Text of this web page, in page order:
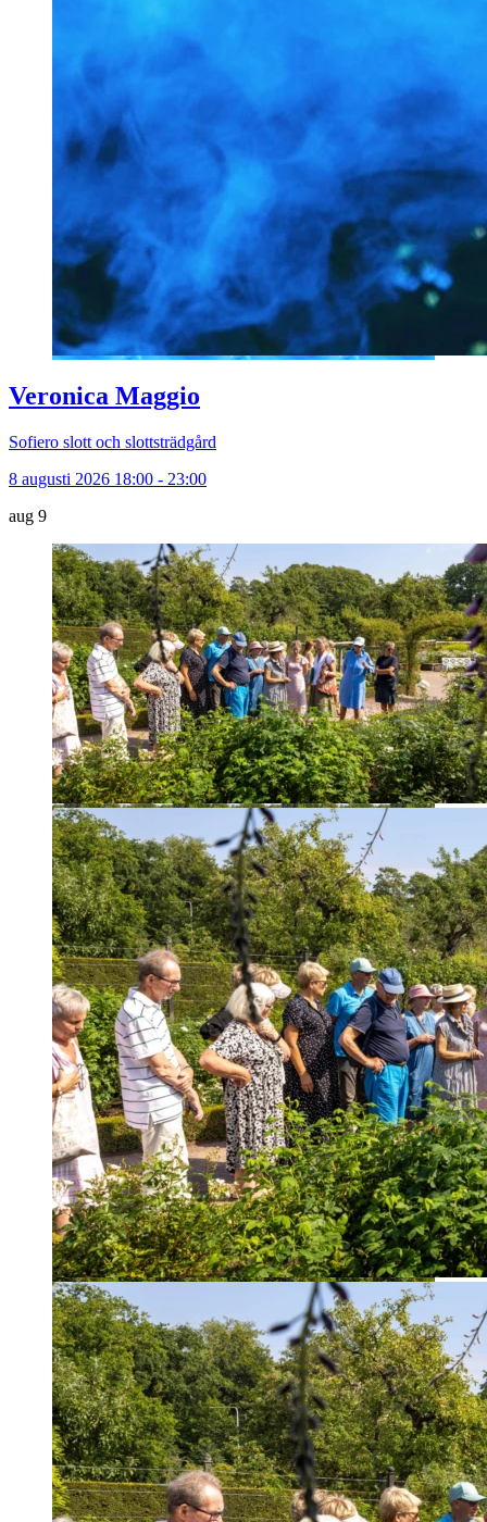
Veronica Maggio
Sofiero slott och slottsträdgård
8 augusti 2026 18:00 - 23:00
aug 9